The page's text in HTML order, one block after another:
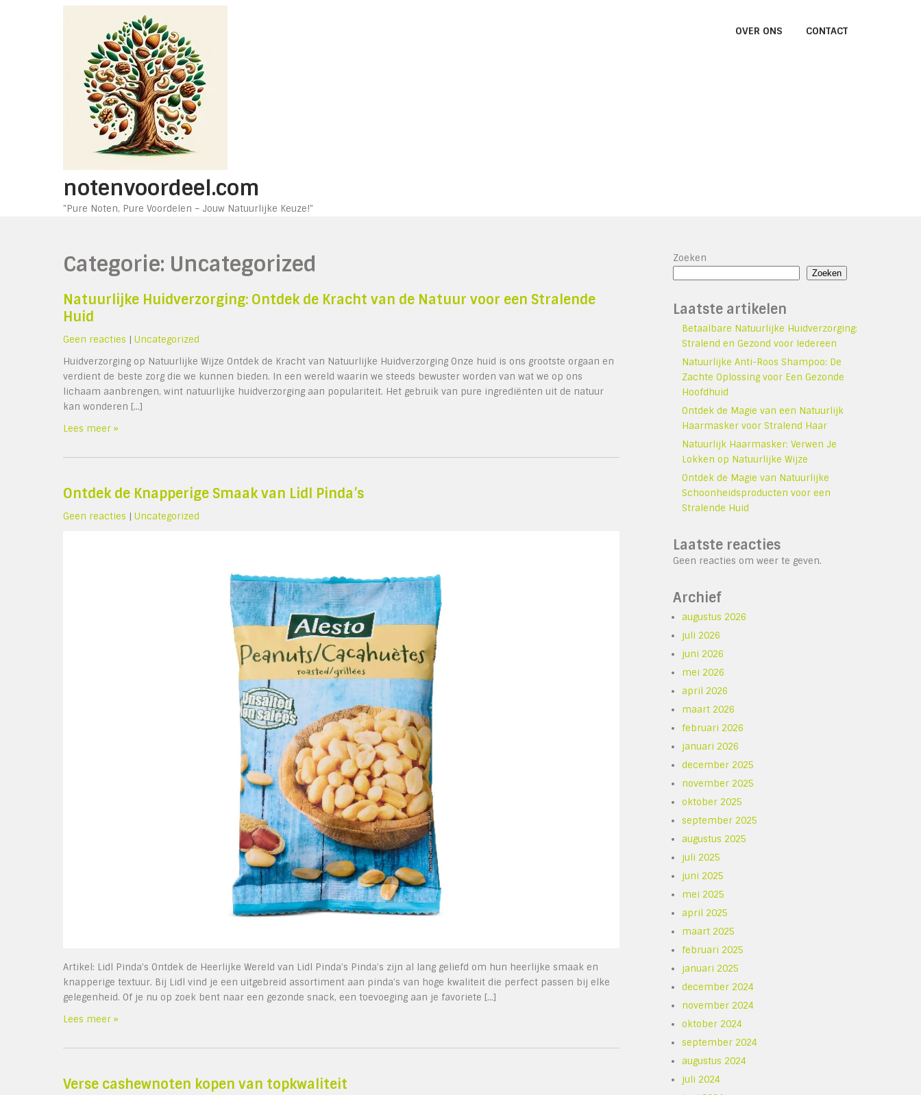
notenvoordeel.com
"Pure Noten, Pure Voordelen – Jouw Natuurlijke Keuze!"
OVER ONS CONTACT
Categorie: Uncategorized
Natuurlijke Huidverzorging: Ontdek de Kracht van de Natuur voor een Stralende
Huid
Geen reacties | Uncategorized
Huidverzorging op Natuurlijke Wijze Ontdek de Kracht van Natuurlijke Huidverzorging Onze huid is ons grootste orgaan en
verdient de beste zorg die we kunnen bieden. In een wereld waarin we steeds bewuster worden van wat we op ons
lichaam aanbrengen, wint natuurlijke huidverzorging aan populariteit. Het gebruik van pure ingrediënten uit de natuur
kan wonderen […]
Lees meer »
Ontdek de Knapperige Smaak van Lidl Pinda’s
Geen reacties | Uncategorized
Artikel: Lidl Pinda’s Ontdek de Heerlijke Wereld van Lidl Pinda’s Pinda’s zijn al lang geliefd om hun heerlijke smaak en
knapperige textuur. Bij Lidl vind je een uitgebreid assortiment aan pinda’s van hoge kwaliteit die perfect passen bij elke
gelegenheid. Of je nu op zoek bent naar een gezonde snack, een toevoeging aan je favoriete […]
Lees meer »
Verse cashewnoten kopen van topkwaliteit
Zoeken
Zoeken
Laatste artikelen
Betaalbare Natuurlijke Huidverzorging:
Stralend en Gezond voor Iedereen
Natuurlijke Anti-Roos Shampoo: De
Zachte Oplossing voor Een Gezonde
Hoofdhuid
Ontdek de Magie van een Natuurlijk
Haarmasker voor Stralend Haar
Natuurlijk Haarmasker: Verwen Je
Lokken op Natuurlijke Wijze
Ontdek de Magie van Natuurlijke
Schoonheidsproducten voor een
Stralende Huid
Laatste reacties
Geen reacties om weer te geven.
Archief
augustus 2026
juli 2026
juni 2026
mei 2026
april 2026
maart 2026
februari 2026
januari 2026
december 2025
november 2025
oktober 2025
september 2025
augustus 2025
juli 2025
juni 2025
mei 2025
april 2025
maart 2025
februari 2025
januari 2025
december 2024
november 2024
oktober 2024
september 2024
augustus 2024
juli 2024